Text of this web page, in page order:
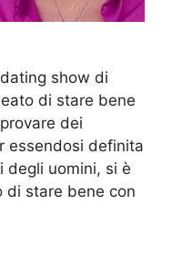
show di
di stare bene
dei
essendosi definita
degli uomini, si è
di stare bene con